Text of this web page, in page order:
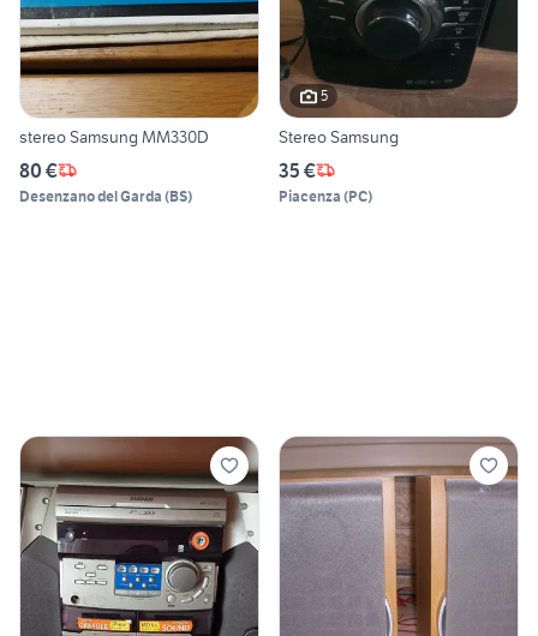
stereo Samsung MM330D
80 €
Desenzano del Garda (BS)
5
Stereo Samsung
35 €
Piacenza (PC)